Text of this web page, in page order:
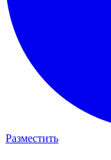
Разместить